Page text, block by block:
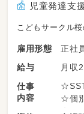
択で
各雇
期雇
②限定
③短
※法
条件
児童発達支
こどもサークル
雇用形態
正社
給与
月収
仕事
内容
☆個